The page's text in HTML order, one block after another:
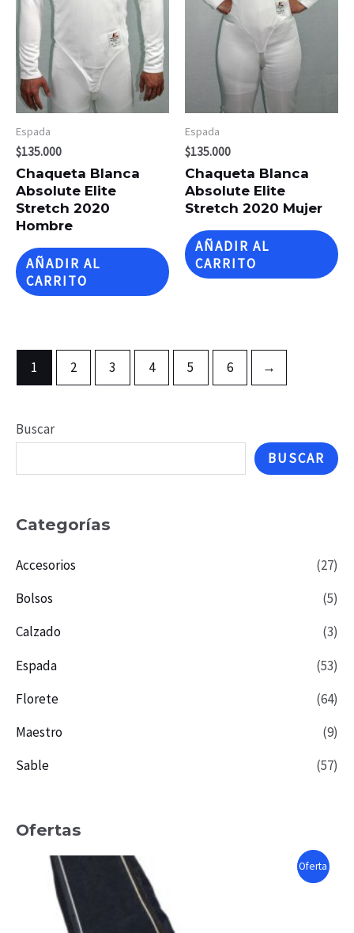
Buscar
BUSCAR
Categorías
Accesorios
(27)
Bolsos
(5)
Calzado
(3)
Espada
(53)
Florete
(64)
Maestro
(9)
Sable
(57)
Ofertas
OfertaP
Espada
$135.000
Chaqueta Blanca
Absolute Elite
Stretch 2020
Hombre
AÑADIR AL
CARRITO
Espada
$135.000
Chaqueta Blanca
Absolute Elite
Stretch 2020 Mujer
AÑADIR AL
CARRITO
1 2 3 4 5 6 →